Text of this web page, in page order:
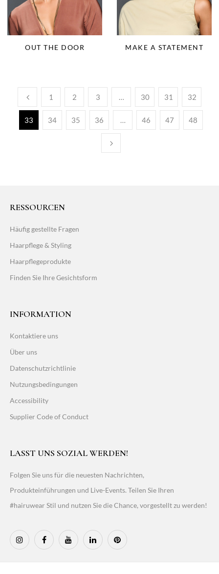
OUT THE DOOR MAKE A STATEMENT
1 2 3 30 31 32
33 34 35 36 46 47 48
RESSOURCEN
Häufig gestellte Fragen
Haarpflege & Styling
Haarpflegeprodukte
Finden Sie Ihre Gesichtsform
INFORMATION
Kontaktiere uns
Über uns
Datenschutzrichtlinie
Nutzungsbedingungen
Accessibility
Supplier Code of Conduct
LASST UNS SOZIAL WERDEN!
Folgen Sie uns für die neuesten Nachrichten,
Produkteinführungen und Live-Events. Teilen Sie Ihren
#hairuwear Stil und nutzen Sie die Chance, vorgestellt zu werden!